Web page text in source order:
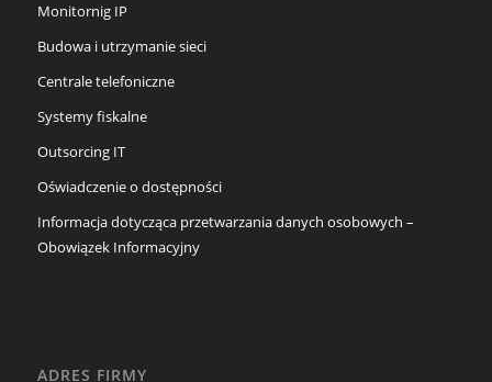
Monitornig IP
Budowa i utrzymanie sieci
Centrale telefoniczne
Systemy fiskalne
Outsorcing IT
Oświadczenie o dostępności
Informacja dotycząca przetwarzania danych osobowych –
Obowiązek Informacyjny
ADRES FIRMY